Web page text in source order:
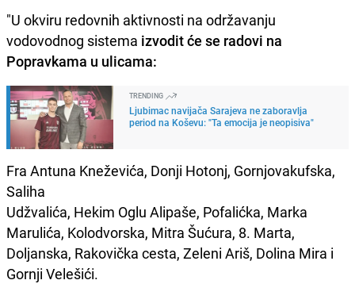
"U okviru redovnih aktivnosti na održavanju
vodovodnog sistema izvodit će se radovi na
Popravkama u ulicama:
TRENDING
Ljubimac navijača Sarajeva ne zaboravlja
period na Koševu: "Ta emocija je neopisiva"
Fra Antuna Kneževića, Donji Hotonj, Gornjovakufska,
Saliha
Udžvalića, Hekim Oglu Alipaše, Pofalićka, Marka
Marulića, Kolodvorska, Mitra Šućura, 8. Marta,
Doljanska, Rakovička cesta, Zeleni Ariš, Dolina Mira i
Gornji Velešići.